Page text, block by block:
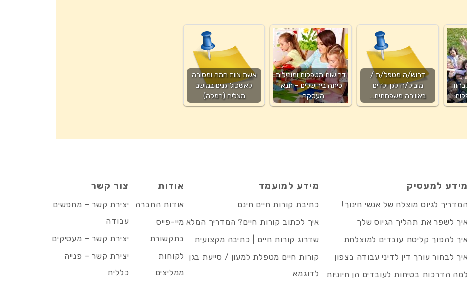
אשת צוות חמה ומסורה
לאשכול גנים במושב
מצליח (רמלה)
דרושות מטפלות ומובילות
כיתה בירושלים – תנאי
העסקה…
דרוש/ה מטפל/ת /
מוביל/ה לגן ילדים
באווירה משפחתית…
בהוד
מידע למעסיק
המדריך לגיוס מוצלח של אנשי חינוך!
איך לשפר את תהליך הגיוס שלך
איך להפוך קליטת עובדים למוצלחת
איך לבחור עורך דין לדיני עבודה בצפון
למה הדרכות בטיחות לעובדים הן חיוניות
מידע למועמד
כתיבת קורות חיים חינם
איך לכתוב קורות חיים? המדריך המלא
שדרוג קורות חיים | כתיבה מקצועית
קורות חיים מטפלת למעון / סייעת בגן
לדוגמא
אודות
אודות החברה
מיי-פייס
בתקשורת
לקוחות
ממליצים
צור קשר
יצירת קשר – מחפשים
עבודה
יצירת קשר – מעסיקים
יצירת קשר – פנייה
כללית